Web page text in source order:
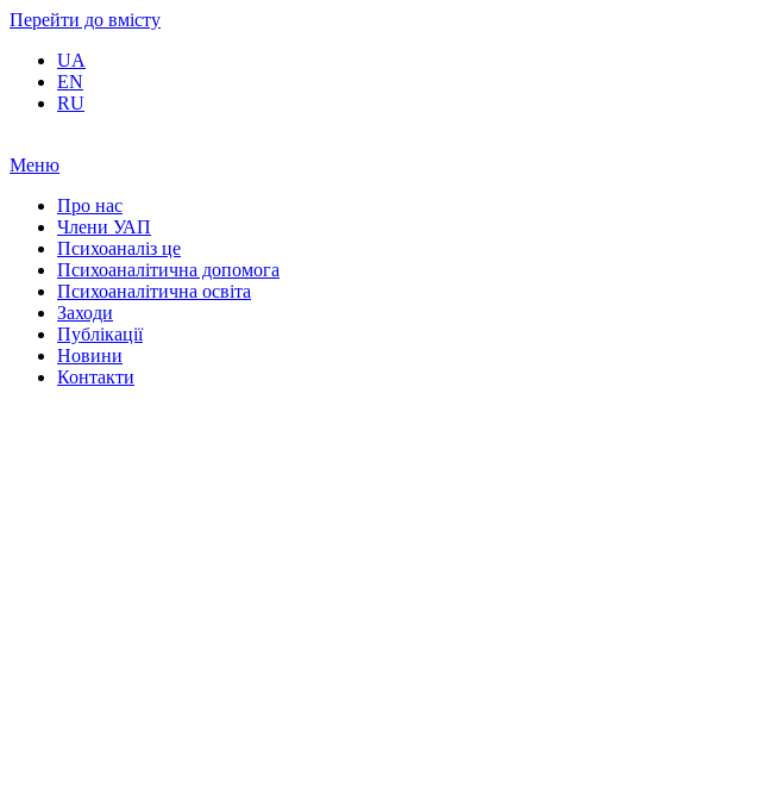
Перейти до вмісту
UA
EN
RU
Меню
Про нас
Члени УАП
Психоаналіз це
Психоаналітична допомога
Психоаналітична освіта
Заходи
Публікації
Новини
Контакти